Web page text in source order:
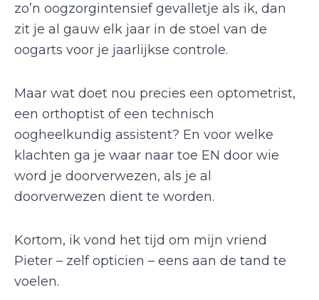
zo’n oogzorgintensief gevalletje als ik, dan
zit je al gauw elk jaar in de stoel van de
oogarts voor je jaarlijkse controle.
Maar wat doet nou precies een optometrist,
een orthoptist of een technisch
oogheelkundig assistent? En voor welke
klachten ga je waar naar toe EN door wie
word je doorverwezen, als je al
doorverwezen dient te worden.
Kortom, ik vond het tijd om mijn vriend
Pieter – zelf opticien – eens aan de tand te
voelen.